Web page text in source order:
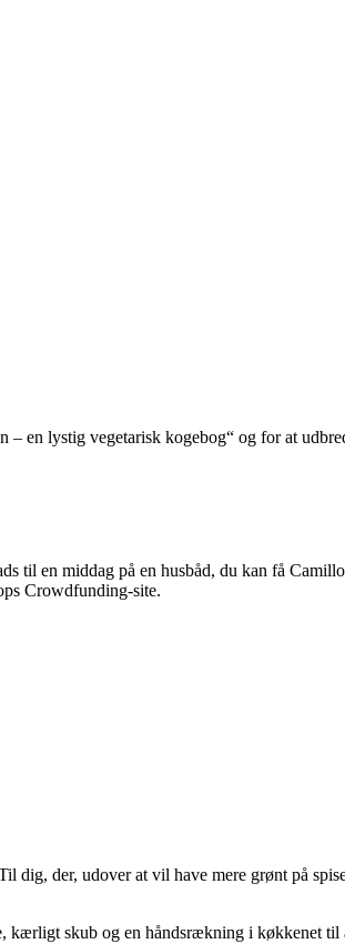
en lystig vegetarisk kogebog“ og for at
til en middag på en husbåd, du kan få
Crowdfunding-site.
dig, der, udover at vil have mere grønt på
skub og en håndsrækning i køkkenet til